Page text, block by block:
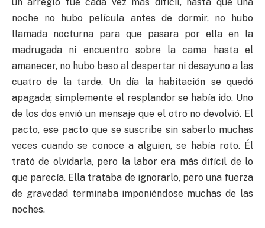
noche no hubo película antes de dormir, no hubo
llamada nocturna para que pasara por ella en la
madrugada ni encuentro sobre la cama hasta el
amanecer, no hubo beso al despertar ni desayuno a las
cuatro de la tarde. Un día la habitación se quedó
apagada; simplemente el resplandor se había ido. Uno
de los dos envió un mensaje que el otro no devolvió. El
pacto, ese pacto que se suscribe sin saberlo muchas
veces cuando se conoce a alguien, se había roto. Él
trató de olvidarla, pero la labor era más difícil de lo
que parecía. Ella trataba de ignorarlo, pero una fuerza
de gravedad terminaba imponiéndose muchas de las
noches.